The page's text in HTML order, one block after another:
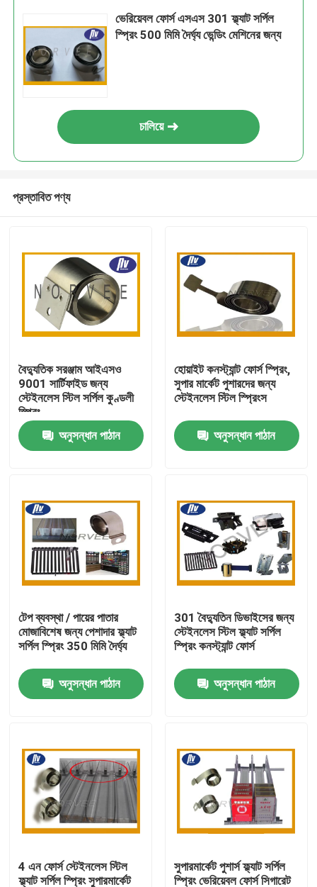
পণ্য
আমাদের সম্পর্কে
কারখানা ভ্রমণ
মান নিয়ন্ত্রণ
যোগাযোগ করুন
ইস্পাত সর্পিল স্প্রিং
ফ্ল্যাট সর্পিল স্প্রিং
টর্জন সর্পিল স্প্রিং
ভেরিয়েবল ফোর্স এসএস 301 ফ্ল্যাট সর্পিল
স্প্রিং 500 মিমি দৈর্ঘ্য ভেন্ডিং মেশিনের জন্য
চালিয়ে
প্রস্তাবিত পণ্য
বৈদ্যুতিক সরঞ্জাম আইএসও
9001 সার্টিফাইড জন্য
স্টেইনলেস স্টিল সর্পিল কুণ্ডলী
স্প্রিং
অনুসন্ধান পাঠান
হোয়াইট কনস্ট্যান্ট ফোর্স স্প্রিং,
সুপার মার্কেট পুশারদের জন্য
স্টেইনলেস স্টিল স্প্রিংস
অনুসন্ধান পাঠান
টেপ ব্যবস্থা / পায়ের পাতার
মোজাবিশেষ জন্য পেশাদার ফ্ল্যাট
সর্পিল স্প্রিং 350 মিমি দৈর্ঘ্য
অনুসন্ধান পাঠান
301 বৈদ্যুতিন ডিভাইসের জন্য
স্টেইনলেস স্টিল ফ্ল্যাট সর্পিল
স্প্রিং কনস্ট্যান্ট ফোর্স
অনুসন্ধান পাঠান
4 এন ফোর্স স্টেইনলেস স্টিল
ফ্ল্যাট সর্পিল স্প্রিং সুপারমার্কেট
সুপারমার্কেট পুশার্স ফ্ল্যাট সর্পিল
স্প্রিং ভেরিয়েবল ফোর্স সিগারেট